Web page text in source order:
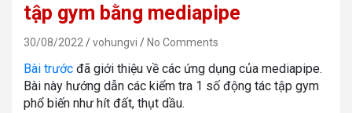
tập gym bằng mediapipe
30/08/2022 vohungvi No Comments
Bài trước đã giới thiệu về các ứng dụng của mediapipe.
Bài này hướng dẫn các kiểm tra 1 số động tác tập gym
phổ biến như hít đất, thụt dầu.